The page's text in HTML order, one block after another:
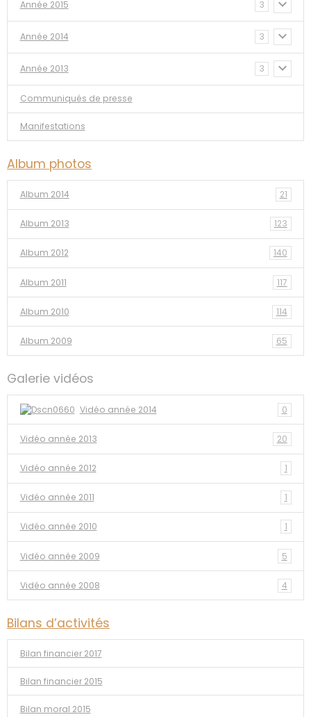
Année 2015 3
Année 2014 3
Année 2013 3
Communiqués de presse
Manifestations
Album photos
Album 2014 21
Album 2013 123
Album 2012 140
Album 2011 117
Album 2010 114
Album 2009 65
Galerie vidéos
Vidéo année 2014 0
Vidéo année 2013 20
Vidéo année 2012 1
Vidéo année 2011 1
Vidéo année 2010 1
Vidéo année 2009 5
Vidéo année 2008 4
Bilans d’activités
Bilan financier 2017
Bilan financier 2015
Bilan moral 2015